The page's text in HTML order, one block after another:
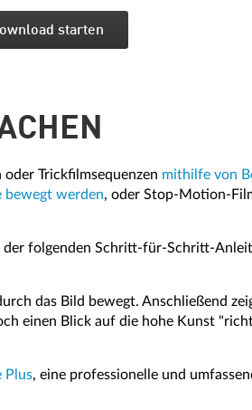
starten
Trickfilmsequenzen mithilfe von
bewegt werden, oder Stop-Motion-
folgenden Schritt-für-Schritt-
das Bild bewegt. Anschließend
einen Blick auf die hohe Kunst
Plus, eine professionelle und